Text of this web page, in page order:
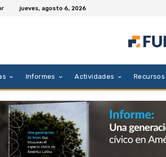
jueves, agosto 6, 2026
Informes Actividades Recursos